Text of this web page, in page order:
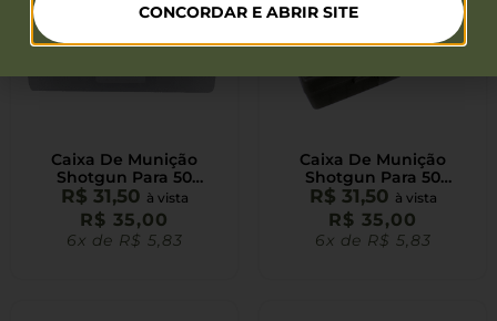
Caixa De Munição
Shotgun Para 50
Cartuchos Calibre 40 E
45 Branca
R$ 31,50 à vista
R$ 35,00
6x de R$ 5,83
Caixa De Munição
Shotgun Para 50
Cartuchos Calibre 40 E
45 Fume
R$ 31,50 à vista
R$ 35,00
6x de R$ 5,83
CONCORDAR E ABRIR SITE